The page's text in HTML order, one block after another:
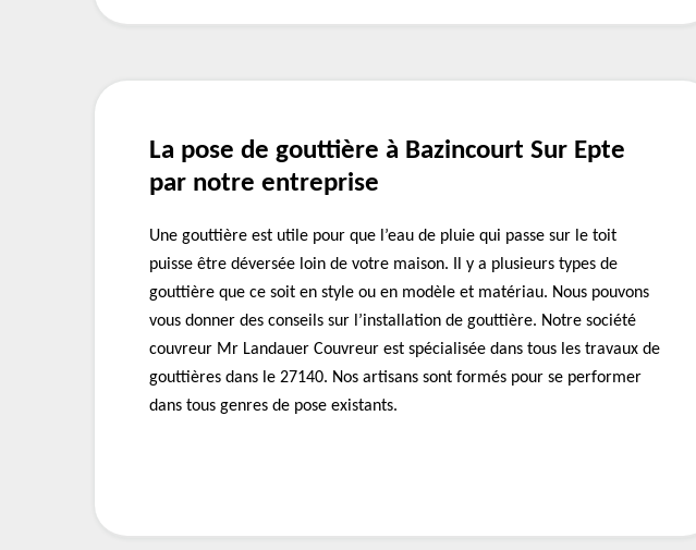
La pose de gouttière à Bazincourt Sur Epte
par notre entreprise
Une gouttière est utile pour que l’eau de pluie qui passe sur le toit
puisse être déversée loin de votre maison. Il y a plusieurs types de
gouttière que ce soit en style ou en modèle et matériau. Nous pouvons
vous donner des conseils sur l’installation de gouttière. Notre société
couvreur Mr Landauer Couvreur est spécialisée dans tous les travaux de
gouttières dans le 27140. Nos artisans sont formés pour se performer
dans tous genres de pose existants.